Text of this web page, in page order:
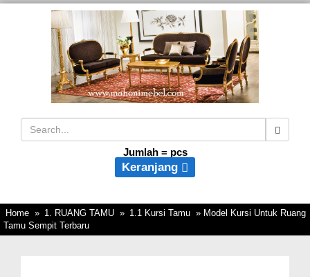
Jumlah = pcs
Keranjang
Home » 1. RUANG TAMU » 1.1 Kursi Tamu » Model Kursi Untuk Ruang
Tamu Sempit Terbaru